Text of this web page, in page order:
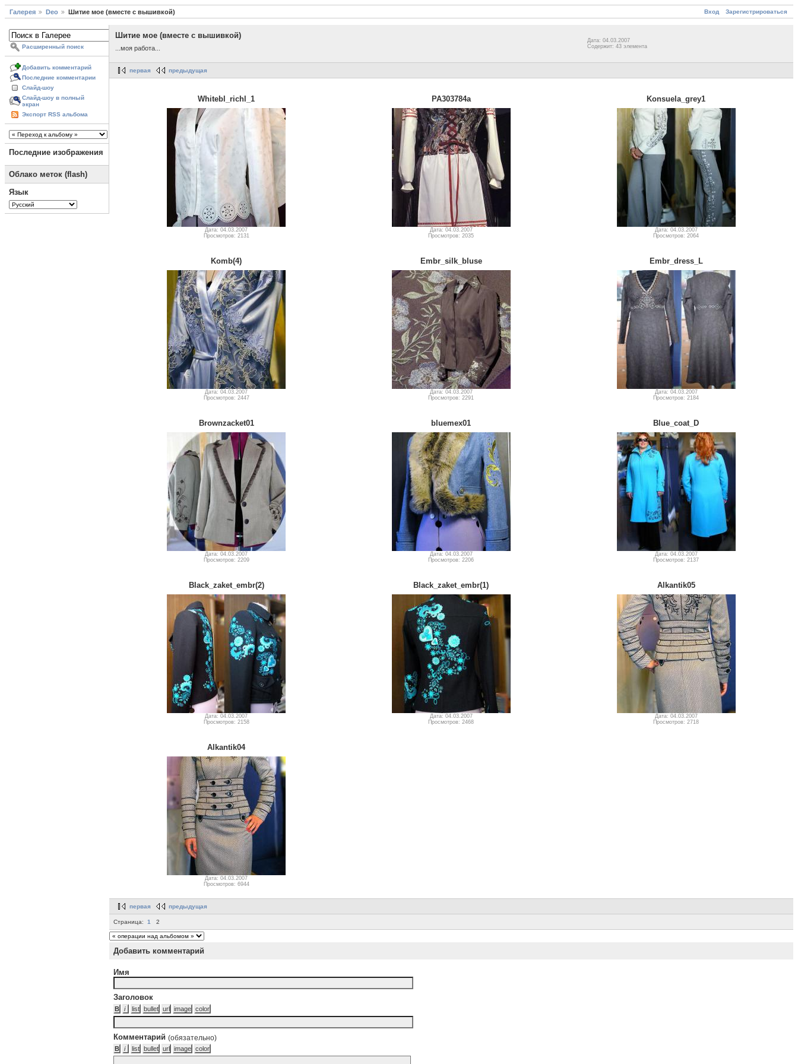
Вход Зарегистрироваться
Галерея Deo Шитие мое (вместе с вышивкой)
Расширенный поиск
Добавить комментарий
Последние комментарии
Слайд-шоу
Слайд-шоу в полный
экран
Экспорт RSS альбома
Последние изображения
Облако меток (flash)
Язык
Шитие мое (вместе с вышивкой)
...моя работа...
Дата: 04.03.2007
Содержит: 43 элемента
первая предыдущая
Whitebl_richl_1
Дата: 04.03.2007
Просмотров: 2131
PA303784a
Дата: 04.03.2007
Просмотров: 2035
Konsuela_grey1
Дата: 04.03.2007
Просмотров: 2064
Komb(4)
Дата: 04.03.2007
Просмотров: 2447
Embr_silk_bluse
Дата: 04.03.2007
Просмотров: 2291
Embr_dress_L
Дата: 04.03.2007
Просмотров: 2184
Brownzacket01
Дата: 04.03.2007
Просмотров: 2209
bluemex01
Дата: 04.03.2007
Просмотров: 2206
Blue_coat_D
Дата: 04.03.2007
Просмотров: 2137
Black_zaket_embr(2)
Дата: 04.03.2007
Просмотров: 2158
Black_zaket_embr(1)
Дата: 04.03.2007
Просмотров: 2468
Alkantik05
Дата: 04.03.2007
Просмотров: 2718
Alkantik04
Дата: 04.03.2007
Просмотров: 6944
первая предыдущая
Страница: 1 2
Добавить комментарий
Имя
Заголовок
Комментарий (обязательно)